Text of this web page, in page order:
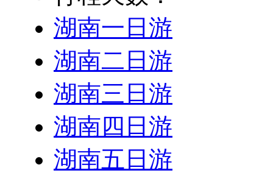
湖南一日游
湖南二日游
湖南三日游
湖南四日游
湖南五日游